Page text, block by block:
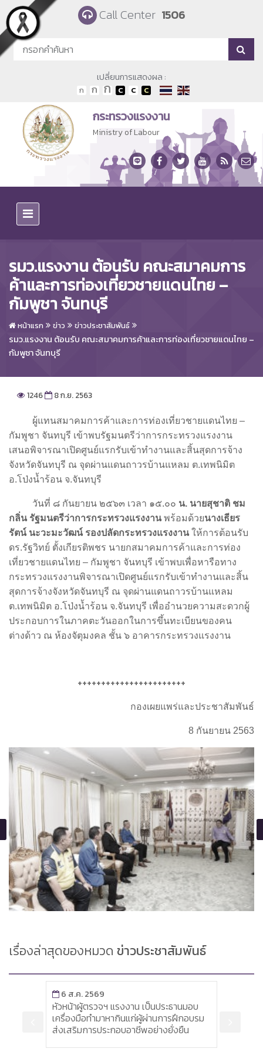
Skip to main content Call Center 1506
เปลี่ยนการแสดงผล :
กระทรวงแรงงาน
Ministry of Labour
รมว.แรงงาน ต้อนรับ คณะสมาคมการ
ค้าและการท่องเที่ยวชายแดนไทย –
กัมพูชา จันทบุรี
หน้าแรก ข่าว ข่าวประชาสัมพันธ์
รมว.แรงงาน ต้อนรับ คณะสมาคมการค้าและการท่องเที่ยวชายแดนไทย –
กัมพูชา จันทบุรี
1246 8 ก.ย. 2563
ผู้แทนสมาคมการค้าและการท่องเที่ยวชายแดนไทย –
กัมพูชา จันทบุรี เข้าพบรัฐมนตรีว่าการกระทรวงแรงงาน
เสนอพิจารณาเปิดศูนย์แรกรับเข้าทำงานและสิ้นสุดการจ้าง
จังหวัดจันทบุรี ณ จุดผ่านแดนถาวรบ้านแหลม ต.เทพนิมิต
อ.โป่งน้ำร้อน จ.จันทบุรี
วันที่ ๘ กันยายน ๒๕๖๓ เวลา ๑๕.๐๐ น. นายสุชาติ ชม
กลิ่น รัฐมนตรีว่าการกระทรวงแรงงานพร้อมด้วยนางเธียร
รัตน์ นะวะมะวัฒน์ รองปลัดกระทรวงแรงงานให้การต้อนรับ
ดร.รัฐวิทย์ ตั้งเกียรติพชร นายกสมาคมการค้าและการท่อง
เที่ยวชายแดนไทย – กัมพูชา จันทบุรี เข้าพบเพื่อหารือทาง
กระทรวงแรงงานพิจารณาเปิดศูนย์แรกรับเข้าทำงานและสิ้น
สุดการจ้างจังหวัดจันทบุรี ณ จุดผ่านแดนถาวรบ้านแหลม
ต.เทพนิมิต อ.โป่งน้ำร้อน จ.จันทบุรี เพื่ออำนวยความสะดวกผู้
ประกอบการในภาคตะวันออกในการขึ้นทะเบียนของคน
ต่างด้าว ณ ห้องจัตุมงคล ชั้น ๖ อาคารกระทรวงแรงงาน
+++++++++++++++++++++++
กองเผยแพร่และประชาสัมพันธ์
8 กันยายน 2563
เรื่องล่าสุดของหมวด ข่าวประชาสัมพันธ์
6 ส.ค. 2569
หัวหน้าผู้ตรวจฯ แรงงาน เป็นประธานมอบ
เครื่องมือทำมาหากินแก่ผู้ผ่านการฝึกอบรม
ส่งเสริมการประกอบอาชีพอย่างยั่งยืน